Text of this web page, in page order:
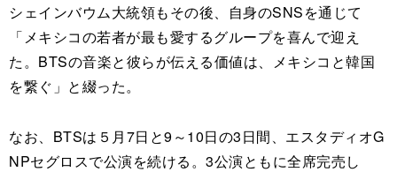
シェインバウム大統領もその後、自身のSNSを通じて
「メキシコの若者が最も愛するグループを喜んで迎え
た。BTSの音楽と彼らが伝える価値は、メキシコと韓国
を繋ぐ」と綴った。
なお、BTSは５月7日と9～10日の3日間、エスタディオG
NPセグロスで公演を続ける。3公演ともに全席完売し